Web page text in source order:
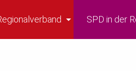
SPD in der